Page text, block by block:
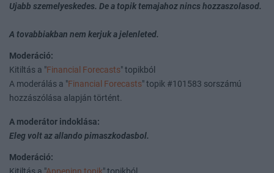
Ujabb szemelyeskedes. De a topik temajahoz nincs hozzaszolasod.
A tovabbiakban nem kerjuk a jelenleted.
Moderáció:
Kitiltás a "Financial Forecasts" topikból
A moderálás a "Financial Forecasts" topik #101583 sorszámú
hozzászólása alapján történt.
A moderátor indoklása:
Eleg volt az allando pimaszkodasbol.
Moderáció: